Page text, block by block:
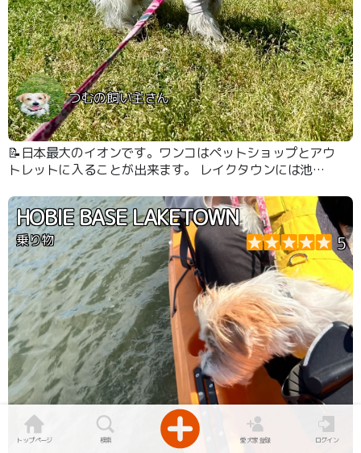
つむの飼い主さん
📝日本最大のイオンです。ワンコはペットショップとアウ
トレットに入ることが出来ます。 レイクタウンには池や
緒に乗れます。 ドトールは店内に入ることが出来ないも
のの犬連れ専用の外の注文口があるので安心です。 ペテ
モ2件と小さめのドッグラン,とペッツスリーやドッグデプ
トカフェとわんこ向けショップもあります。
HOBIE BASE LAKETOWN
乗り物 5
トップページ 検索 愛犬家登録 ログイン